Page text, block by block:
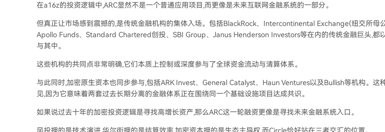
在a16z的投资逻辑中,ARC显然不是一个普通应用项目,而更像是未来互联网金融系统的一部分。
但真正让市场感到震撼的,是传统金融机构的集体入场。包括BlackRock、Intercontinental Exchange(纽交所母公
Apollo Funds、Standard Chartered创投、SBI Group、Janus Henderson Investors等在内的传统金融巨头,都
与其中。
这些机构的共同点非常明确,它们本质上控制或深度参与了全球资金流动与清算体系。
与此同时,加密原生资本也同步参与,包括ARK Invest、General Catalyst、Haun Ventures以及Bullish等机构。这
见,因为它意味着两套过去长期分离的金融体系正在围绕同一个基础设施项目达成共识。
如果说过去十年的加密投资逻辑是寻找高增长资产,那么ARC这一轮融资更像是寻找未来金融系统入口。
风投押的是技术演进,华尔街押的是结算效率,加密资本押的是生态主导权,而Circle恰好站在三者交汇的位置。